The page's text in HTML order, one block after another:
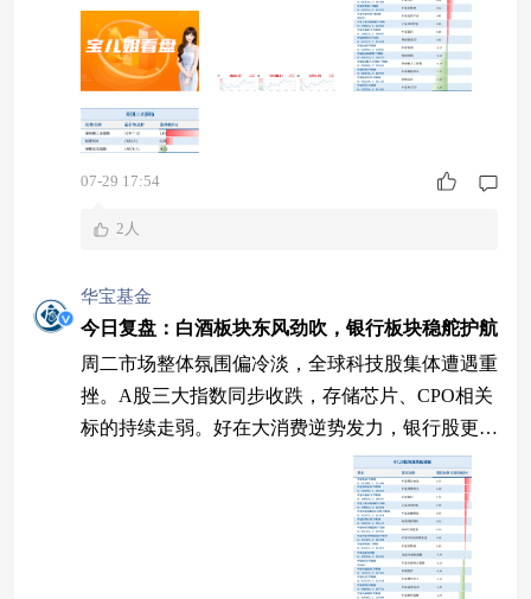
07-29 17:54
2人
华宝基金
今日复盘：白酒板块东风劲吹，银行板块稳舵护航
周二市场整体氛围偏冷淡，全球科技股集体遭遇重
挫。A股三大指数同步收跌，存储芯片、CPO相关
标的持续走弱。好在大消费逆势发力，银行股更是
走出独立行情，成为亮眼避风港，鲜花送上！ 三
大指数缩量震荡 A股今天低开低走，三大指数集体
收跌，上证综指险守3800点。创业板指重挫，创今
年4月10日以来新低。个股涨跌比为2601:2765，红
方占比近5成。 7月28日大盘指数走势 （数据来